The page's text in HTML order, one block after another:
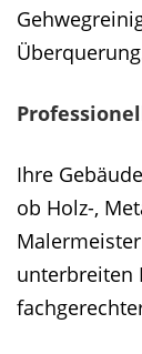
Ihre
ob Holz-,
unterbreiten